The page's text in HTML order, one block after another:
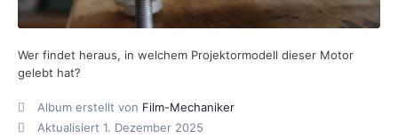
Wer findet heraus, in welchem Projektormodell dieser Motor
gelebt hat?
Album erstellt von Film-Mechaniker
Aktualisiert1. Dezember 2025